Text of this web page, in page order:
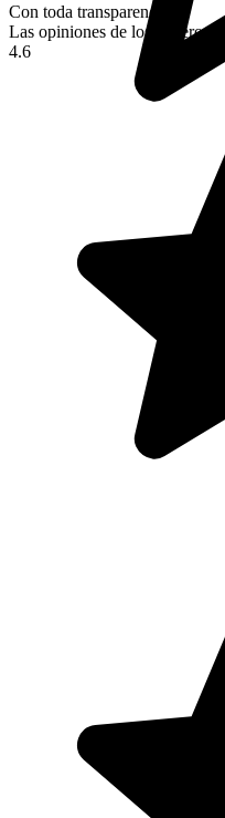
Con toda transparencia
Las opiniones de los viajeros
4.6